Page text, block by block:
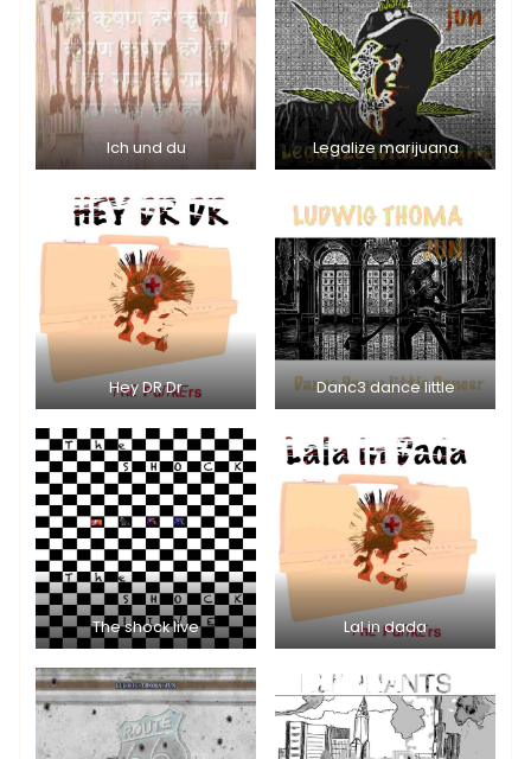
Ich und du Legalize marijuana
Hey DR Dr Danc3 dance little
The shock live Lal in dada